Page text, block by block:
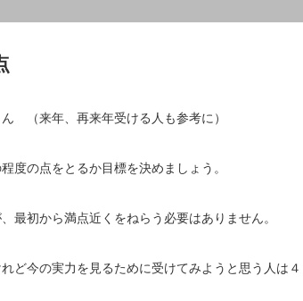
（来年、再来年受ける人も参考に）
度の点をとるか目標を決めましょう。
最初から満点近くをねらう必要はありません。
ど今の実力を見るために受けてみようと思う人は